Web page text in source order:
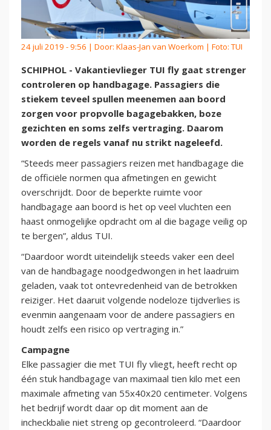
24 juli 2019 - 9:56 | Door: Klaas-Jan van Woerkom | Foto: TUI
SCHIPHOL - Vakantievlieger TUI fly gaat strenger
controleren op handbagage. Passagiers die
stiekem teveel spullen meenemen aan boord
zorgen voor propvolle bagagebakken, boze
gezichten en soms zelfs vertraging. Daarom
worden de regels vanaf nu strikt nageleefd.
“Steeds meer passagiers reizen met handbagage die
de officiële normen qua afmetingen en gewicht
overschrijdt. Door de beperkte ruimte voor
handbagage aan boord is het op veel vluchten een
haast onmogelijke opdracht om al die bagage veilig op
te bergen”, aldus TUI.
“Daardoor wordt uiteindelijk steeds vaker een deel
van de handbagage noodgedwongen in het laadruim
geladen, vaak tot ontevredenheid van de betrokken
reiziger. Het daaruit volgende nodeloze tijdverlies is
evenmin aangenaam voor de andere passagiers en
houdt zelfs een risico op vertraging in.”
Campagne
Elke passagier die met TUI fly vliegt, heeft recht op
één stuk handbagage van maximaal tien kilo met een
maximale afmeting van 55x40x20 centimeter. Volgens
het bedrijf wordt daar op dit moment aan de
incheckbalie niet streng op gecontroleerd. “Daardoor